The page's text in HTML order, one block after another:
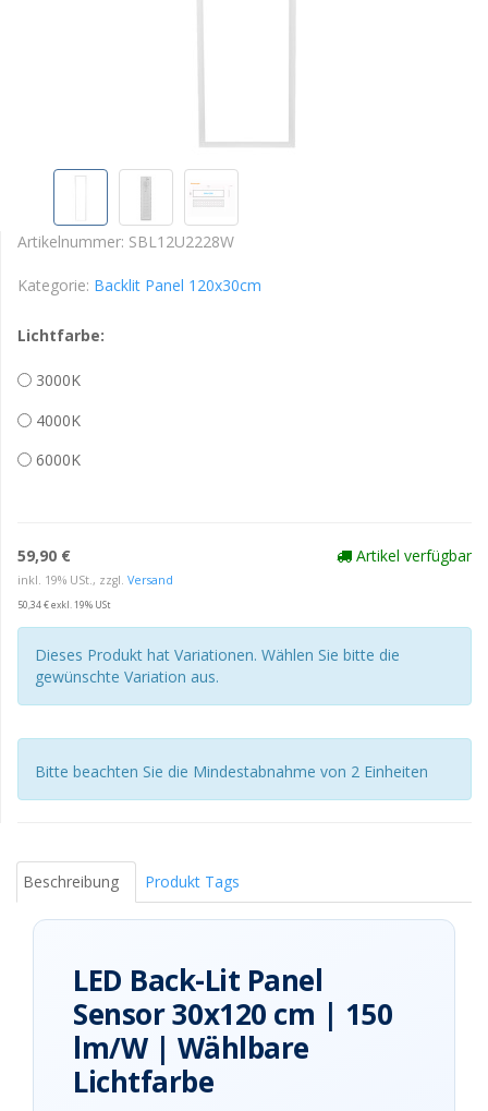
Artikelnummer: SBL12U2228W
Kategorie: Backlit Panel 120x30cm
Lichtfarbe:
3000K
4000K
6000K
59,90 €
inkl. 19% USt., zzgl. Versand
50,34 € exkl. 19% USt
Artikel verfügbar
Dieses Produkt hat Variationen. Wählen Sie bitte die
gewünschte Variation aus.
Bitte beachten Sie die Mindestabnahme von 2 Einheiten
Beschreibung Produkt Tags
LED Back-Lit Panel
Sensor 30x120 cm | 150
lm/W | Wählbare
Lichtfarbe